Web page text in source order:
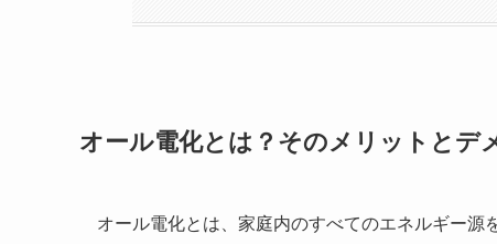
オール電化とは？そのメリットとデ
オール電化とは、家庭内のすべてのエネルギー源